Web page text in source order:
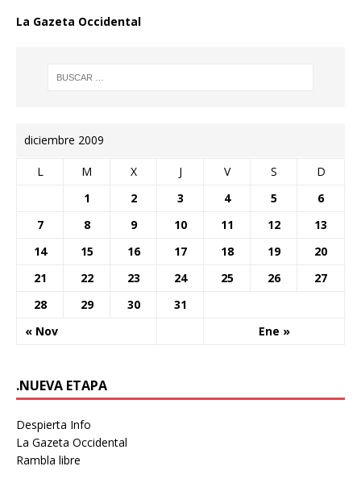
La Gazeta Occidental
diciembre 2009
L M X J V S D
« Nov Ene »
1 2 3 4 5
6
7
8 9 10 11 12
13
14
15 16 17 18 19
20
21
22 23 24 25 26
27
28
29 30 31
.NUEVA ETAPA
Despierta Info
La Gazeta Occidental
Rambla libre